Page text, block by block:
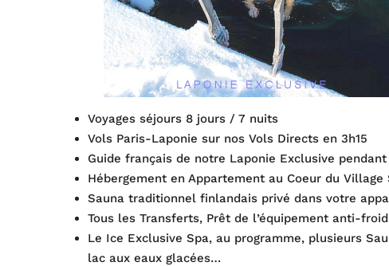
Voyages séjours 8 jours / 7 nuits
Vols Paris-Laponie sur nos Vols Directs en 3h15
Guide français de notre Laponie Exclusive
Hébergement en Appartement au Coeur du
Sauna traditionnel finlandais privé dans votre
Tous les Transferts, Prêt de l’équipement anti-
Le Ice Exclusive Spa, au programme, plusieurs
lac aux eaux glacées…